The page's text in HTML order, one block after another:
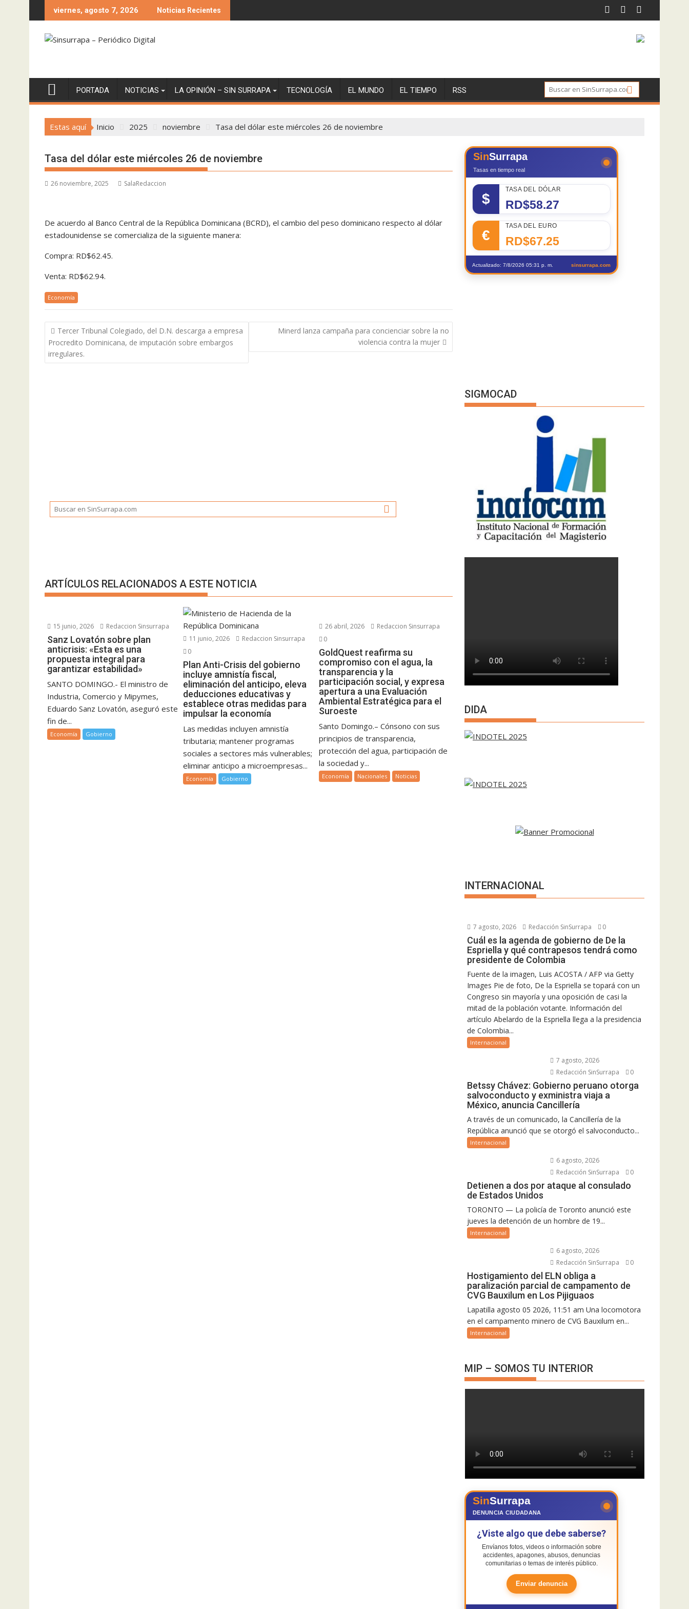
al
viernes, agosto 7, 2026 Noticias Recientes
PORTADA NOTICIAS LA OPINIÓN – SIN SURRAPA TECNOLOGÍA EL MUNDO EL TIEMPO RSS
Estas aquí Inicio 2025 noviembre Tasa del dólar este miércoles 26 de noviembre
Tasa del dólar este miércoles 26 de noviembre
26 noviembre, 2025 SalaRedaccion
De acuerdo al Banco Central de la República Dominicana (BCRD), el cambio del peso dominicano respecto al dólar
estadounidense se comercializa de la siguiente manera:
Compra: RD$62.45.
Venta: RD$62.94.
Economía
Navegación
de
entradas
Tercer Tribunal Colegiado, del D.N. descarga a empresa
Procredito Dominicana, de imputación sobre embargos
irregulares.
Minerd lanza campaña para concienciar sobre la no
violencia contra la mujer
ARTÍCULOS RELACIONADOS A ESTE NOTICIA
15 junio, 2026 Redaccion Sinsurrapa
Sanz Lovatón sobre plan
anticrisis: «Esta es una
propuesta integral para
garantizar estabilidad»
SANTO DOMINGO.- El ministro de
Industria, Comercio y Mipymes,
Eduardo Sanz Lovatón, aseguró este
fin de...
Economía Gobierno
11 junio, 2026
Redaccion Sinsurrapa
0
Plan Anti-Crisis del gobierno
incluye amnistía fiscal,
eliminación del anticipo, eleva
deducciones educativas y
establece otras medidas para
impulsar la economía
Las medidas incluyen amnistía
tributaria; mantener programas
sociales a sectores más vulnerables;
eliminar anticipo a microempresas...
Economía Gobierno
26 abril, 2026
Redaccion Sinsurrapa
0
GoldQuest reafirma su
compromiso con el agua, la
transparencia y la
participación social, y expresa
apertura a una Evaluación
Ambiental Estratégica para el
Suroeste
Santo Domingo.– Cónsono con sus
principios de transparencia,
protección del agua, participación de
la sociedad y...
Economía Nacionales Noticias
SinSurrapa
Tasas en tiempo real
$
TASA DEL DÓLAR
RD$58.27
€
TASA DEL EURO
RD$67.25
Actualizado: 7/8/2026 05:31 p. m. sinsurrapa.com
SIGMOCAD
DIDA
INTERNACIONAL
7 agosto, 2026 Redacción SinSurrapa 0
Cuál es la agenda de gobierno de De la
Espriella y qué contrapesos tendrá como
presidente de Colombia
Fuente de la imagen, Luis ACOSTA / AFP via Getty
Images Pie de foto, De la Espriella se topará con un
Congreso sin mayoría y una oposición de casi la
mitad de la población votante. Información del
artículo Abelardo de la Espriella llega a la presidencia
de Colombia...
Internacional
7 agosto, 2026
Redacción SinSurrapa
0
Betssy Chávez: Gobierno peruano otorga
salvoconducto y exministra viaja a
México, anuncia Cancillería
A través de un comunicado, la Cancillería de la
República anunció que se otorgó el salvoconducto...
Internacional
6 agosto, 2026
Redacción SinSurrapa
0
Detienen a dos por ataque al consulado
de Estados Unidos
TORONTO — La policía de Toronto anunció este
jueves la detención de un hombre de 19...
Internacional
6 agosto, 2026
Redacción SinSurrapa
0
Hostigamiento del ELN obliga a
paralización parcial de campamento de
CVG Bauxilum en Los Pijiguaos
Lapatilla agosto 05 2026, 11:51 am Una locomotora
en el campamento minero de CVG Bauxilum en...
Internacional
MIP – SOMOS TU INTERIOR
SinSurrapa
DENUNCIA CIUDADANA
¿Viste algo que debe saberse?
Envíanos fotos, videos o información sobre
accidentes, apagones, abusos, denuncias
comunitarias o temas de interés público.
Enviar denuncia